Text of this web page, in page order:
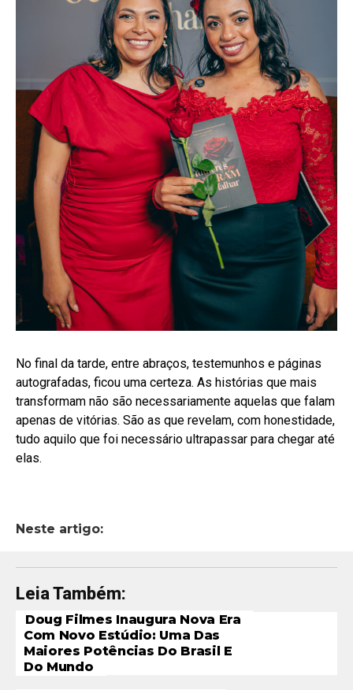
No final da tarde, entre abraços, testemunhos e páginas
autografadas, ficou uma certeza. As histórias que mais
transformam não são necessariamente aquelas que falam
apenas de vitórias. São as que revelam, com honestidade,
tudo aquilo que foi necessário ultrapassar para chegar até
elas.
Neste artigo:
Leia Também:
Doug Filmes Inaugura Nova Era
Com Novo Estúdio: Uma Das
Maiores Potências Do Brasil E
Do Mundo